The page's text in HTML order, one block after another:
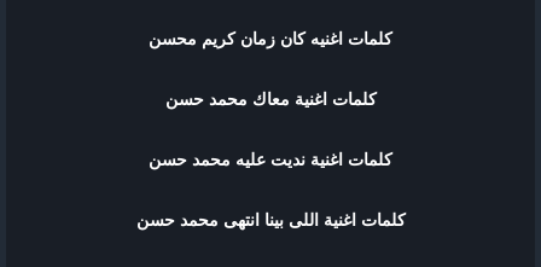
كلمات اغنيه كان زمان كريم محسن
كلمات اغنية معاك محمد حسن
كلمات اغنية نديت عليه محمد حسن
كلمات اغنية اللى بينا انتهى محمد حسن